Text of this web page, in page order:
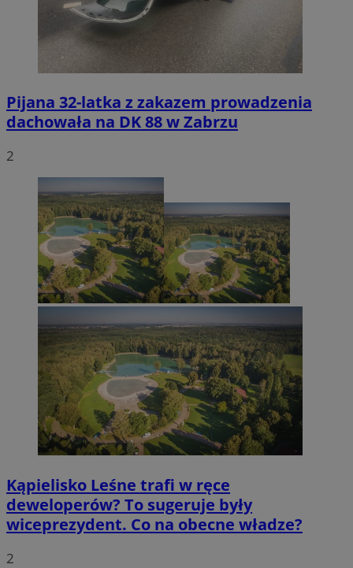
Pijana 32-latka z zakazem prowadzenia
dachowała na DK 88 w Zabrzu
2
Kąpielisko Leśne trafi w ręce
deweloperów? To sugeruje były
wiceprezydent. Co na obecne władze?
2